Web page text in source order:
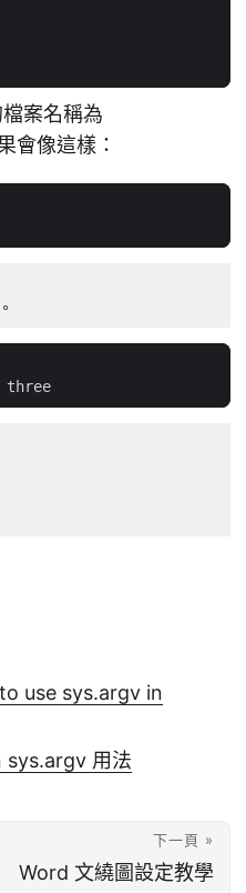
案名稱為
會像這樣：
three
use sys.argv in
sys.argv 用法
下一頁 »
Word 文繞圖設定教學